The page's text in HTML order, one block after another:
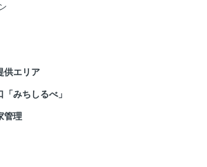
供エリア
みちしるべ」
管理